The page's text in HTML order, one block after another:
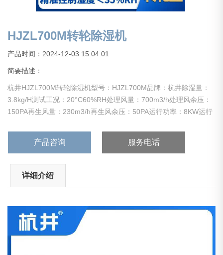
HJZL700M转轮除湿机
产品时间：2024-12-03 15:04:01
简要描述：
杭井HJZL700M转轮除湿机型号：HJZL700M品牌：杭井除湿量：
3.8kg/H测试工况：20°C60%RH处理风量：700m3/h处理风余压：
150PA再生风量：230m3/h再生风余压：50PA运行功率：8KW运行
产品咨询 服务电话
详细介绍